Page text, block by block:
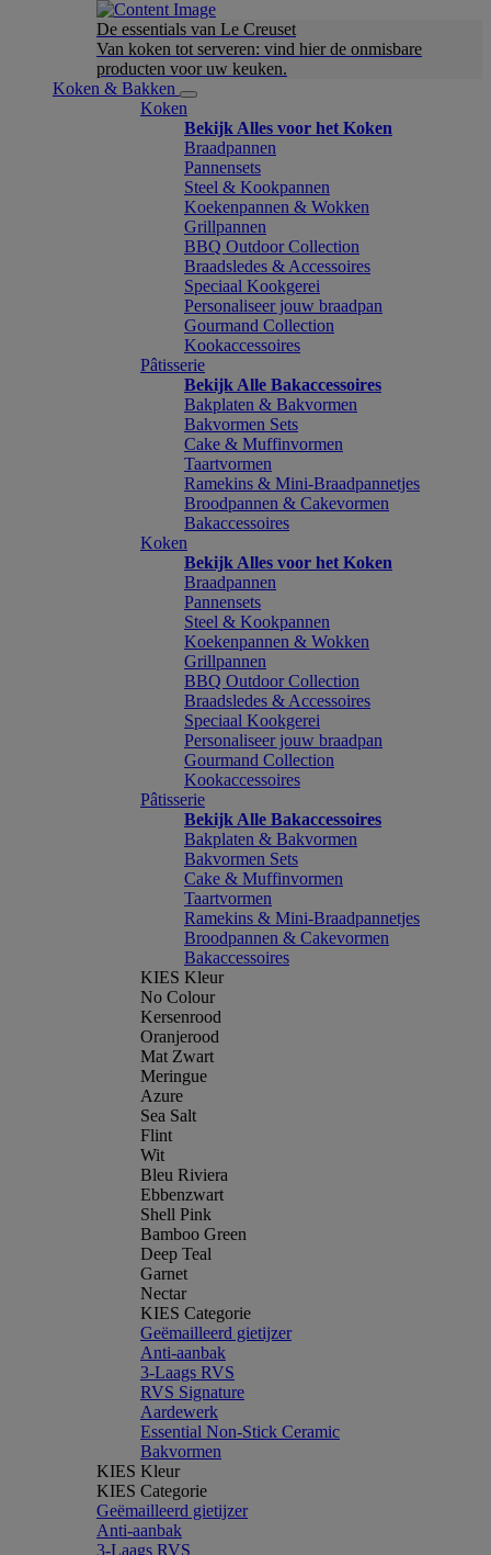
De essentials van Le Creuset
Van koken tot serveren: vind hier de onmisbare
producten voor uw keuken.
Koken & Bakken
Koken
Bekijk Alles voor het Koken
Braadpannen
Pannensets
Steel & Kookpannen
Koekenpannen & Wokken
Grillpannen
BBQ Outdoor Collection
Braadsledes & Accessoires
Speciaal Kookgerei
Personaliseer jouw braadpan
Gourmand Collection
Kookaccessoires
Pâtisserie
Bekijk Alle Bakaccessoires
Bakplaten & Bakvormen
Bakvormen Sets
Cake & Muffinvormen
Taartvormen
Ramekins & Mini-Braadpannetjes
Broodpannen & Cakevormen
Bakaccessoires
Koken
Bekijk Alles voor het Koken
Braadpannen
Pannensets
Steel & Kookpannen
Koekenpannen & Wokken
Grillpannen
BBQ Outdoor Collection
Braadsledes & Accessoires
Speciaal Kookgerei
Personaliseer jouw braadpan
Gourmand Collection
Kookaccessoires
Pâtisserie
Bekijk Alle Bakaccessoires
Bakplaten & Bakvormen
Bakvormen Sets
Cake & Muffinvormen
Taartvormen
Ramekins & Mini-Braadpannetjes
Broodpannen & Cakevormen
Bakaccessoires
KIES Kleur
No Colour
Kersenrood
Oranjerood
Mat Zwart
Meringue
Azure
Sea Salt
Flint
Wit
Bleu Riviera
Ebbenzwart
Shell Pink
Bamboo Green
Deep Teal
Garnet
Nectar
KIES Categorie
Geëmailleerd gietijzer
Anti-aanbak
3-Laags RVS
RVS Signature
Aardewerk
Essential Non-Stick Ceramic
Bakvormen
KIES Kleur
KIES Categorie
Geëmailleerd gietijzer
Anti-aanbak
3-Laags RVS